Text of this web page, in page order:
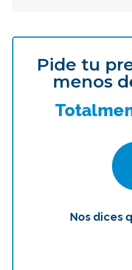
Pide tu
menos
Nos dices